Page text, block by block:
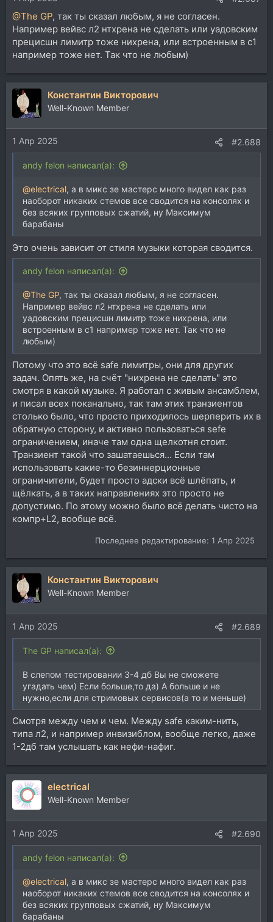
@The GP, так ты сказал любым, я не согласен.
Например вейвс л2 нтхрена не сделать или уадовским
прецисшн лимитр тоже нихрена, или встроенным в с1
например тоже нет. Так что не любым)
Константин Викторович
Well-Known Member
1 Апр 2025 #2.688
andy felon написал(а):
@electrical, а в микс зе мастерс много видел как раз
наоборот никаких стемов все сводится на консолях и
без всяких групповых сжатий, ну Максимум
барабаны
Это очень зависит от стиля музыки которая сводится.
andy felon написал(а):
@The GP, так ты сказал любым, я не согласен.
Например вейвс л2 нтхрена не сделать или
уадовским прецисшн лимитр тоже нихрена, или
встроенным в с1 например тоже нет. Так что не
любым)
Потому что это всё safe лимитры, они для других
задач. Опять же, на счёт "нихрена не сделать" это
смотря в какой музыке. Я работал с живым ансамблем,
и писал всех поканально, так там этих транзиентов
столько было, что просто приходилось шерперить их в
обратную сторону, и активно пользоваться sefe
ограничением, иначе там одна щелкотня стоит.
Транзиент такой что зашатаешься... Если там
использовать какие-то безиннерционные
ограничители, будет просто адски всё шлёпать, и
щёлкать, а в таких направлениях это просто не
допустимо. По этому можно было всё делать чисто на
компр+L2, вообще всё.
Последнее редактирование: 1 Апр 2025
Константин Викторович
Well-Known Member
1 Апр 2025 #2.689
The GP написал(а):
В слепом тестировании 3-4 дб Вы не сможете
угадать чем) Если больше,то да) А больше и не
нужно,если для стримовых сервисов(а то и меньше)
Смотря между чем и чем. Между safe каким-нить,
типа л2, и например инвизиблом, вообще легко, даже
1-2дб там услышать как нефи-нафиг.
electrical
Well-Known Member
1 Апр 2025 #2.690
andy felon написал(а):
@electrical, а в микс зе мастерс много видел как раз
наоборот никаких стемов все сводится на консолях и
без всяких групповых сжатий, ну Максимум
барабаны